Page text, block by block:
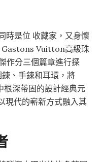
時是位 收藏家，又身懷
Gastons Vuitton高級珠
作分三個篇章進行探
、手鍊和耳環，將
深蒂固的設計經典元
代的嶄新方式融入其